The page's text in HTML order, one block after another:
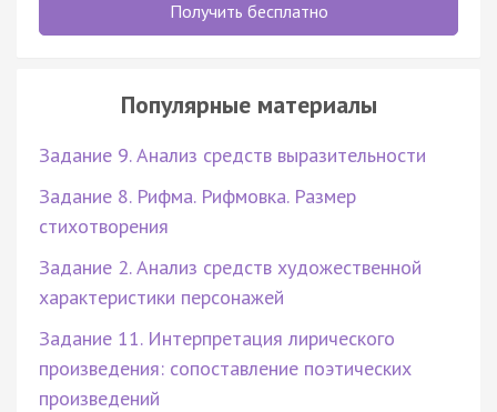
Получить бесплатно
Популярные материалы
Задание 9. Анализ средств выразительности
Задание 8. Рифма. Рифмовка. Размер
стихотворения
Задание 2. Анализ средств художественной
характеристики персонажей
Задание 11. Интерпретация лирического
произведения: сопоставление поэтических
произведений